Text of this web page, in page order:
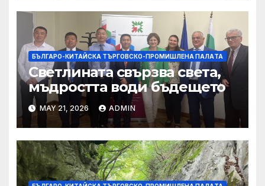
БЪЛГАРО-КИТАЙСКА ТЪРГОВСКО-ПРОМИШЛЕНА ПАЛAТА
Светлината свързва света,
мъдростта води бъдещето
MAY 21, 2026 ADMIN